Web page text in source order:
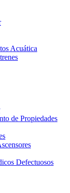
Acuática
de Propiedades
Defectuosos